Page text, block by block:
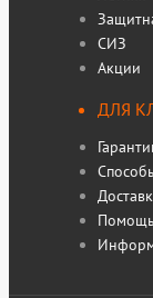
СИЗ
Акции
ДЛЯ